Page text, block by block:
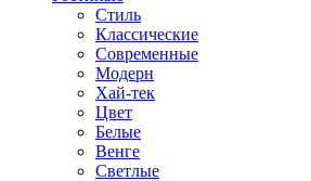
Стиль
Классические
Современные
Модерн
Хай-тек
Цвет
Белые
Венге
Светлые